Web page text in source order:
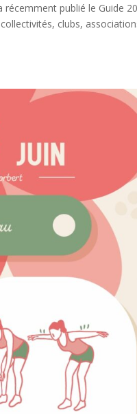
récemment publié le Guide
clubs,